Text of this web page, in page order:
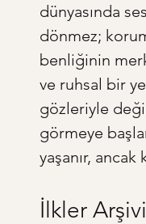
dünyasında
dönmez;
benliğinin
ve ruhsal bir
gözleriyle
görmeye
yaşanır,
İlkler